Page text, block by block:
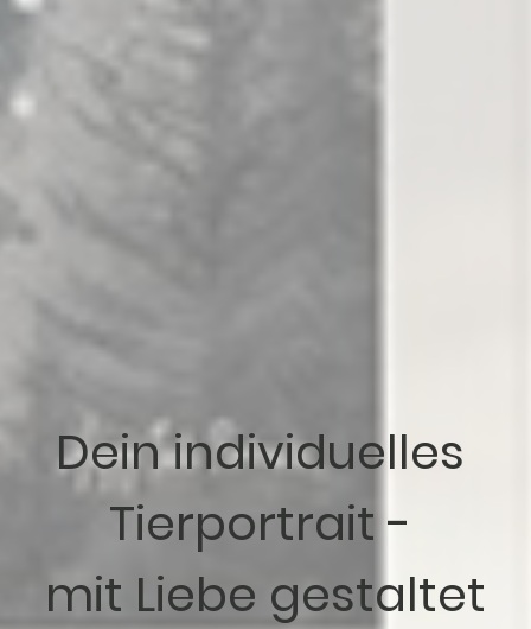
Dein individuelles
Tierportrait -
mit Liebe gestaltet